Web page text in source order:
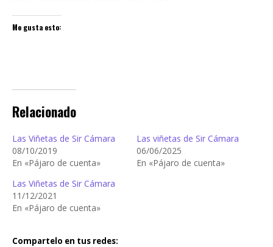
Me gusta esto:
Relacionado
Las Viñetas de Sir Cámara
08/10/2019
En «Pájaro de cuenta»
Las viñetas de Sir Cámara
06/06/2025
En «Pájaro de cuenta»
Las Viñetas de Sir Cámara
11/12/2021
En «Pájaro de cuenta»
Compartelo en tus redes: